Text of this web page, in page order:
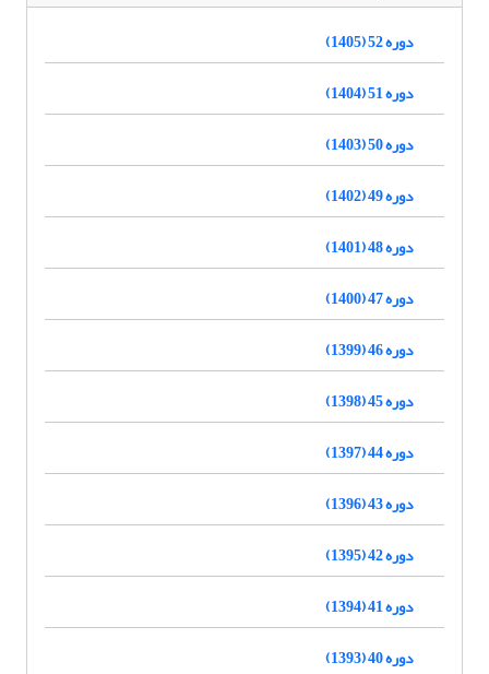
دوره 52 (1405)
دوره 51 (1404)
دوره 50 (1403)
دوره 49 (1402)
دوره 48 (1401)
دوره 47 (1400)
دوره 46 (1399)
دوره 45 (1398)
دوره 44 (1397)
دوره 43 (1396)
دوره 42 (1395)
دوره 41 (1394)
دوره 40 (1393)